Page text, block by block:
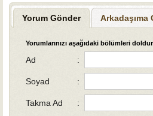
Yorum Gönder Arkadaşıma
Yorumlarınızı aşağıdaki bölümleri
Ad :
Soyad :
Takma Ad :